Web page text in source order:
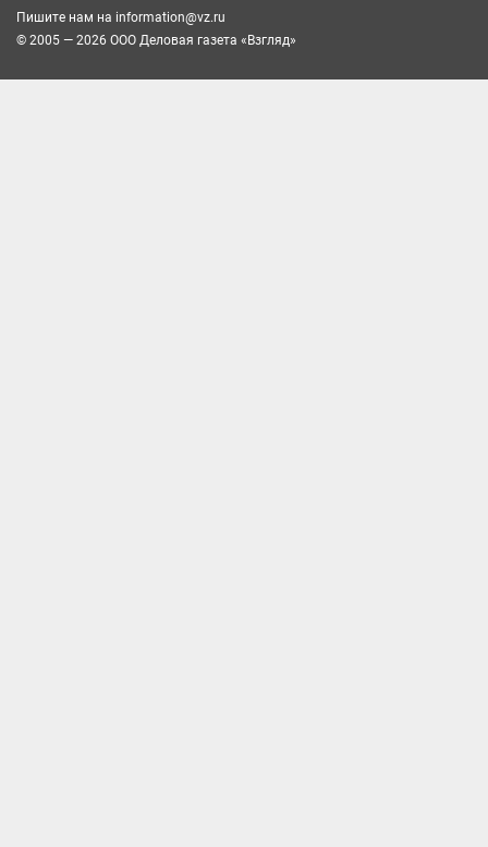
Пишите нам на information@vz.ru
© 2005 — 2026 ООО Деловая газета «Взгляд»